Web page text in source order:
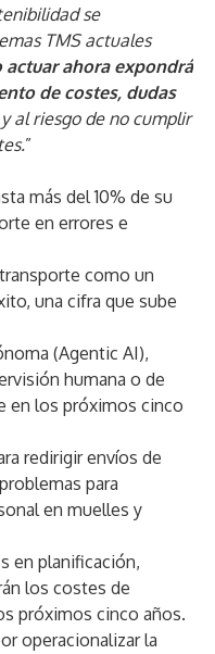
se
TMS actuales
actuar ahora expondrá
de costes, dudas
al riesgo de no cumplir
”
más del 10% de su
en errores e
como un
una cifra que sube
(Agentic AI),
humana o de
en los próximos cinco
redirigir envíos de
para
en muelles y
en planificación,
los costes de
próximos cinco años.
operacionalizar la